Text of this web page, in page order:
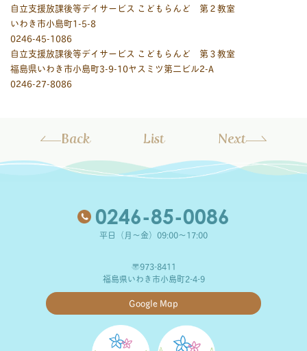
自立支援放課後等デイサービス こどもらんど 第２教室
いわき市小島町1-5-8
0246-45-1086
自立支援放課後等デイサービス こどもらんど 第３教室
福島県いわき市小島町3-9-10ヤスミツ第二ビル2-A
0246-27-8086
Back List Next
0246-85-0086
平日（月～金）09:00～17:00
〒973-8411
福島県いわき市小島町2-4-9
Google Map